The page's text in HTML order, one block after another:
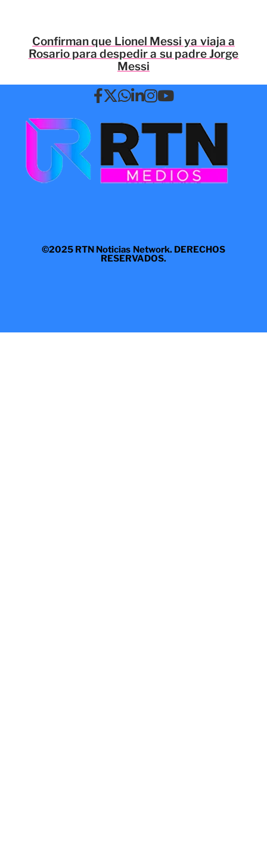
Confirman que Lionel Messi ya viaja a
Rosario para despedir a su padre Jorge
Messi
©2025 RTN Noticias Network. DERECHOS
RESERVADOS.